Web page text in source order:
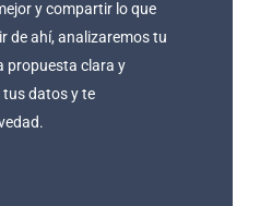
y compartir lo que
de ahí, analizaremos tu
propuesta clara y
tus datos y te